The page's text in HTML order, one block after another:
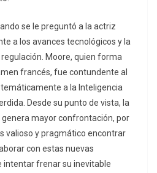
se le preguntó a la actriz
a los avances tecnológicos y la
Moore, quien forma
francés, fue contundente al
a la Inteligencia
Desde su punto de vista, la
mayor confrontación, por
valioso y pragmático encontrar
con estas nuevas
intentar frenar su inevitable